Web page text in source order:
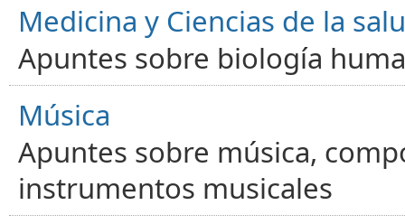
Medicina y Ciencias de la
Apuntes sobre biología
Música
Apuntes sobre música,
instrumentos musicales